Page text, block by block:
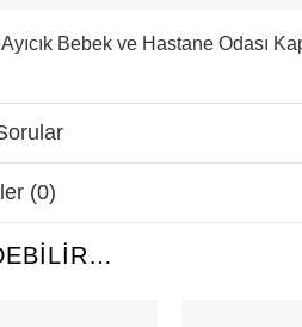
Bebek ve Hastane Odası
(0)